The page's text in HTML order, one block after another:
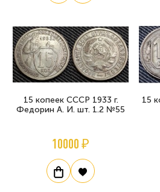
15 копеек СССР 1933 г.
Федорин А. И. шт. 1.2 №55
10000 ₽
15